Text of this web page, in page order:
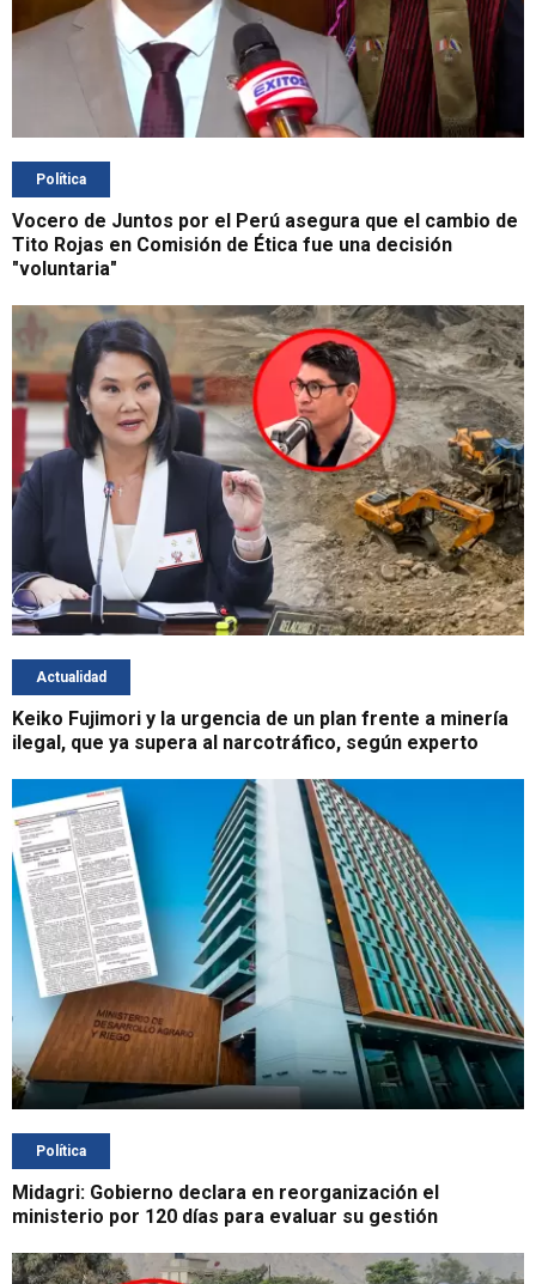
Política
Vocero de Juntos por el Perú asegura que el cambio de
Tito Rojas en Comisión de Ética fue una decisión
"voluntaria"
Actualidad
Keiko Fujimori y la urgencia de un plan frente a minería
ilegal, que ya supera al narcotráfico, según experto
Política
Midagri: Gobierno declara en reorganización el
ministerio por 120 días para evaluar su gestión